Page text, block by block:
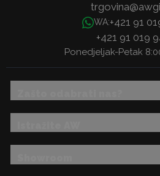
WA:+421 91
+421 91 019
Ponedjeljak-Petak